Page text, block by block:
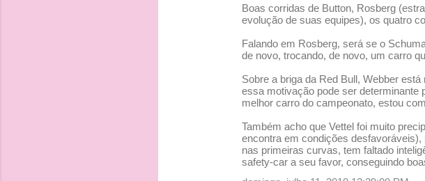
Boas corridas de Button, Rosberg
evolução de suas equipes), os quatro
Falando em Rosberg, será se o
de novo, trocando, de novo, um carro
Sobre a briga da Red Bull, Webber
essa motivação pode ser determinante
melhor carro do campeonato, estou
Também acho que Vettel foi muito
encontra em condições
nas primeiras curvas, tem faltado
safety-car a seu favor, conseguindo